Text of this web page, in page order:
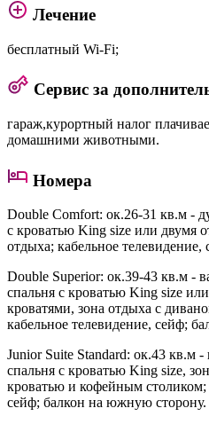
Лечение
бесплатный Wi-Fi;
Сервис за
гараж,курортный налог
домашними животными.
Номера
Double Comfort: ок.26-31 кв.м -
с кроватью King size или двумя
отдыха; кабельное телевидение,
Double Superior: ок.39-43 кв.м -
спальня с кроватью King size
кроватями, зона отдыха с
кабельное телевидение, сейф;
Junior Suite Standard: ок.43 кв.м -
спальня с кроватью King size,
кроватью и кофейным столиком;
сейф; балкон на южную сторону.